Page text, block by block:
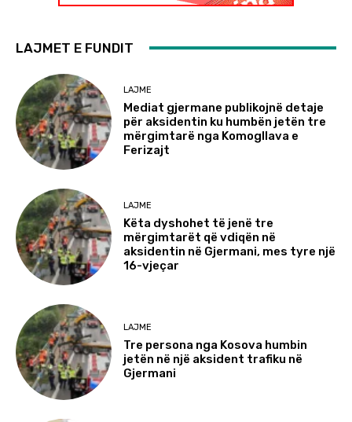
LAJMET E FUNDIT
LAJME
Mediat gjermane publikojnë detaje
për aksidentin ku humbën jetën tre
mërgimtarë nga Komogllava e
Ferizajt
LAJME
Këta dyshohet të jenë tre
mërgimtarët që vdiqën në
aksidentin në Gjermani, mes tyre një
16-vjeçar
LAJME
Tre persona nga Kosova humbin
jetën në një aksident trafiku në
Gjermani